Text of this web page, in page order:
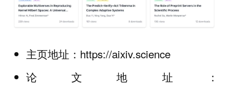
主页地址：https://aixiv.science
论文地址：